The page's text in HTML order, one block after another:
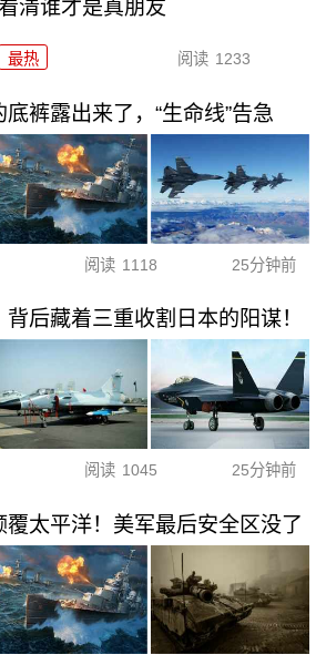
清谁才是真朋友
最热 阅读 1233
裤露出来了，“生命线”告急
阅读 1118 25分钟前
后藏着三重收割日本的阳谋！
阅读 1045 25分钟前
太平洋！美军最后安全区没了